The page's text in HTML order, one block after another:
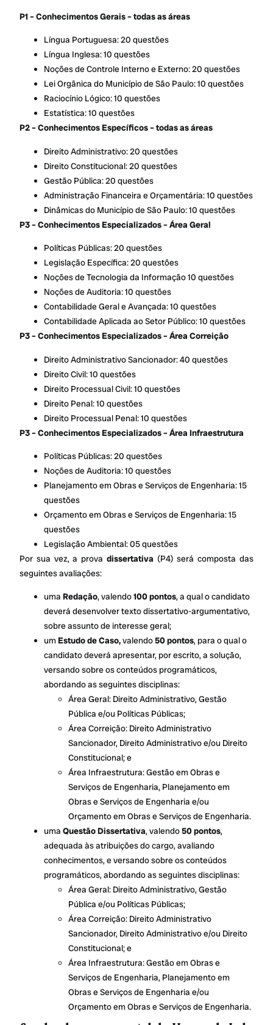
P1 – Conhecimentos Gerais – todas as áreas
Língua Portuguesa: 20 questões
Língua Inglesa: 10 questões
Noções de Controle Interno e Externo: 20 questões
Lei Orgânica do Município de São Paulo: 10 questões
Raciocínio Lógico: 10 questões
Estatística: 10 questões
P2 – Conhecimentos Específicos – todas as áreas
Direito Administrativo: 20 questões
Direito Constitucional: 20 questões
Gestão Pública: 20 questões
Administração Financeira e Orçamentária: 10 questões
Dinâmicas do Município de São Paulo: 10 questões
P3 – Conhecimentos Especializados– Área Geral
Políticas Públicas: 20 questões
Legislação Específica: 20 questões
Noções de Tecnologia da Informação 10 questões
Noções de Auditoria: 10 questões
Contabilidade Geral e Avançada: 10 questões
Contabilidade Aplicada ao Setor Público: 10 questões
P3 – Conhecimentos Especializados – Área Correição
Direito Administrativo Sancionador: 40 questões
Direito Civil: 10 questões
Direito Processual Civil: 10 questões
Direito Penal: 10 questões
Direito Processual Penal: 10 questões
P3 – Conhecimentos Especializados – Área Infraestrutura
Políticas Públicas: 20 questões
Noções de Auditoria: 10 questões
Planejamento em Obras e Serviços de Engenharia: 15
questões
Orçamento em Obras e Serviços de Engenharia: 15
questões
Legislação Ambiental: 05 questões
Por sua vez, a prova dissertativa(P4) será composta das
seguintes avaliações:
umaRedação, valendo100 pontos, a qual o candidato
deverá desenvolver texto dissertativo-argumentativo,
sobre assunto de interesse geral;
umEstudo de Caso,valendo50 pontos, para o qual o
candidato deverá apresentar, por escrito, a solução,
versando sobre os conteúdos programáticos,
abordando as seguintes disciplinas:
Área Geral: Direito Administrativo, Gestão
Pública e/ou Políticas Públicas;
Área Correição: Direito Administrativo
Sancionador, Direito Administrativo e/ou Direito
Constitucional; e
Área Infraestrutura: Gestão em Obras e
Serviços de Engenharia, Planejamento em
Obras e Serviços de Engenharia e/ou
Orçamento em Obras e Serviços de Engenharia.
umaQuestão Dissertativa, valendo50 pontos,
adequada às atribuições do cargo, avaliando
conhecimentos, e versando sobre os conteúdos
programáticos, abordando as seguintes disciplinas:
Área Geral: Direito Administrativo, Gestão
Pública e/ou Políticas Públicas;
Área Correição: Direito Administrativo
Sancionador, Direito Administrativo e/ou Direito
Constitucional; e
Área Infraestrutura: Gestão em Obras e
Serviços de Engenharia, Planejamento em
Obras e Serviços de Engenharia e/ou
Orçamento em Obras e Serviços de Engenharia.